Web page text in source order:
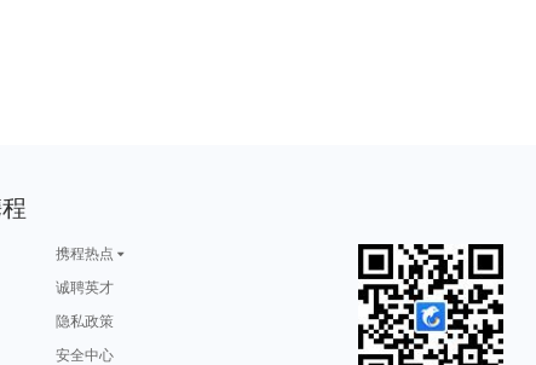
携程热点
诚聘英才
隐私政策
安全中心